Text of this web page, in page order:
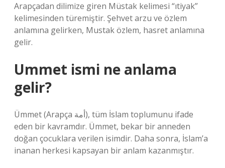
Arapçadan dilimize giren Müstak kelimesi “ıtiyak”
kelimesinden türemiştir. Şehvet arzu ve özlem
anlamına gelirken, Mustak özlem, hasret anlamına
gelir.
Ummet ismi ne anlama
gelir?
Ümmet (Arapça أمة), tüm İslam toplumunu ifade
eden bir kavramdır. Ümmet, bekar bir anneden
doğan çocuklara verilen isimdir. Daha sonra, İslam’a
inanan herkesi kapsayan bir anlam kazanmıştır.